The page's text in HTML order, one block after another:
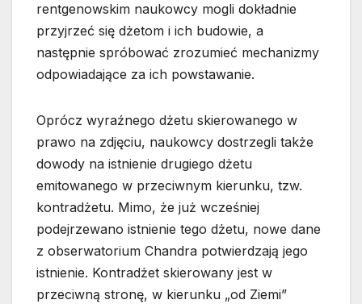
rentgenowskim naukowcy mogli dokładnie
przyjrzeć się dżetom i ich budowie, a
następnie spróbować zrozumieć mechanizmy
odpowiadające za ich powstawanie.
Oprócz wyraźnego dżetu skierowanego w
prawo na zdjęciu, naukowcy dostrzegli także
dowody na istnienie drugiego dżetu
emitowanego w przeciwnym kierunku, tzw.
kontradżetu. Mimo, że już wcześniej
podejrzewano istnienie tego dżetu, nowe dane
z obserwatorium Chandra potwierdzają jego
istnienie. Kontradżet skierowany jest w
przeciwną stronę, w kierunku „od Ziemi”